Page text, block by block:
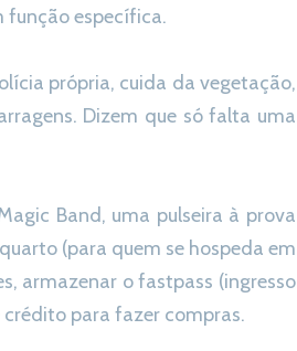
função específica.
própria, cuida da vegetação,
Dizem que só falta uma
Band, uma pulseira à prova
(para quem se hospeda em
armazenar o fastpass (ingresso
para fazer compras.